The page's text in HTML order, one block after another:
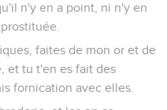
n'y en a point, ni n'y en
faites de mon or et de
et tu t'en es fait des
fornication avec elles.